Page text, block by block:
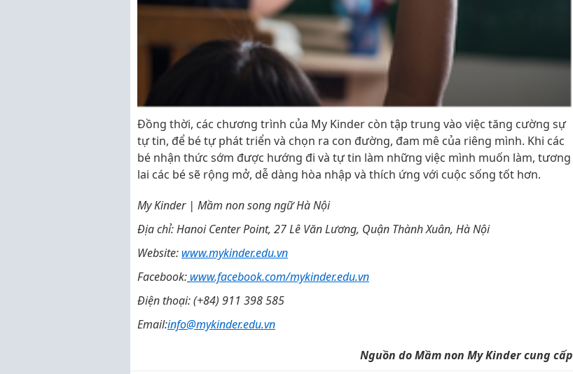
Đồng thời, các chương trình của My Kinder còn tập trung vào việc tăng cường sự
tự tin, để bé tự phát triển và chọn ra con đường, đam mê của riêng mình. Khi các
bé nhận thức sớm được hướng đi và tự tin làm những việc mình muốn làm, tương
lai các bé sẽ rộng mở, dễ dàng hòa nhập và thích ứng với cuộc sống tốt hơn.
My Kinder | Mầm non song ngữ Hà Nội
Địa chỉ: Hanoi Center Point, 27 Lê Văn Lương, Quận Thành Xuân, Hà Nội
Website: www.mykinder.edu.vn
Facebook: www.facebook.com/mykinder.edu.vn
Điện thoại: (+84) 911 398 585
Email:info@mykinder.edu.vn
Nguồn do Mầm non My Kinder cung cấp